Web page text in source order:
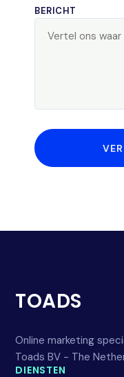
BERICHT
TOADS
Online marketing
Toads BV - The
DIENSTEN